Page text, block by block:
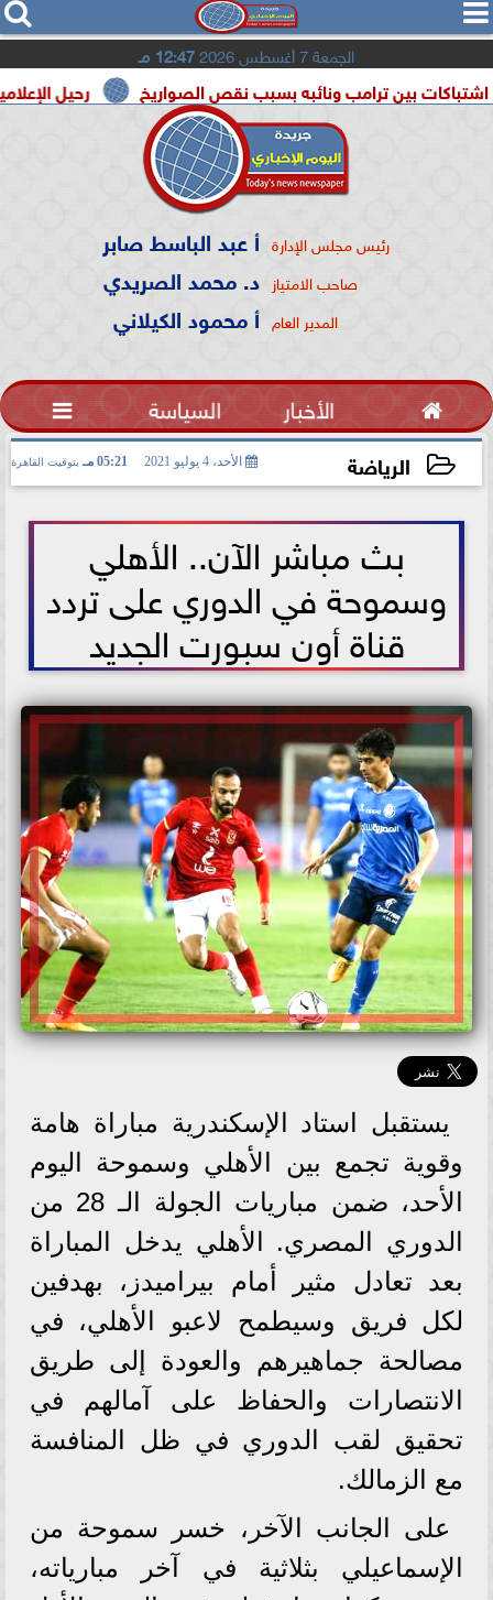
  
الجمعة 7 أغسطس 2026 12:47 مـ
رحيل الإعلامية سونيا ترامب ونائبه بسبب نقص الصواريخ
رئيس مجلس الإدارة أ عبد الباسط صابر
صاحب الامتياز د. محمد الصريدي
المدير العام أ محمود الكيلاني
 الأخبار السياسة 
الرياضة الأحد، 4 يوليو 2021 05:21 مـ بتوقيت القاهرة
بث مباشر الآن.. الأهلي
وسموحة في الدوري على تردد
قناة أون سبورت الجديد
يستقبل استاد الإسكندرية مباراة هامة
وقوية تجمع بين الأهلي وسموحة اليوم
الأحد، ضمن مباريات الجولة الـ 28 من
الدوري المصري. الأهلي يدخل المباراة
بعد تعادل مثير أمام بيراميدز، بهدفين
لكل فريق وسيطمح لاعبو الأهلي، في
مصالحة جماهيرهم والعودة إلى طريق
الانتصارات والحفاظ على آمالهم في
تحقيق لقب الدوري في ظل المنافسة
مع الزمالك.
على الجانب الآخر، خسر سموحة من
الإسماعيلي بثلاثية في آخر مبارياته،